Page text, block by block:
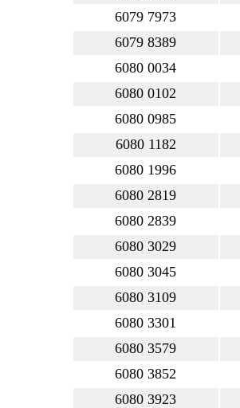
6079 7973
6079 8389
6080 0034
6080 0102
6080 0985
6080 1182
6080 1996
6080 2819
6080 2839
6080 3029
6080 3045
6080 3109
6080 3301
6080 3579
6080 3852
6080 3923